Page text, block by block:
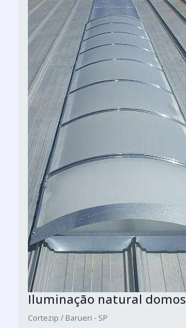
Iluminação natural domos
Cortezip / Barueri - SP